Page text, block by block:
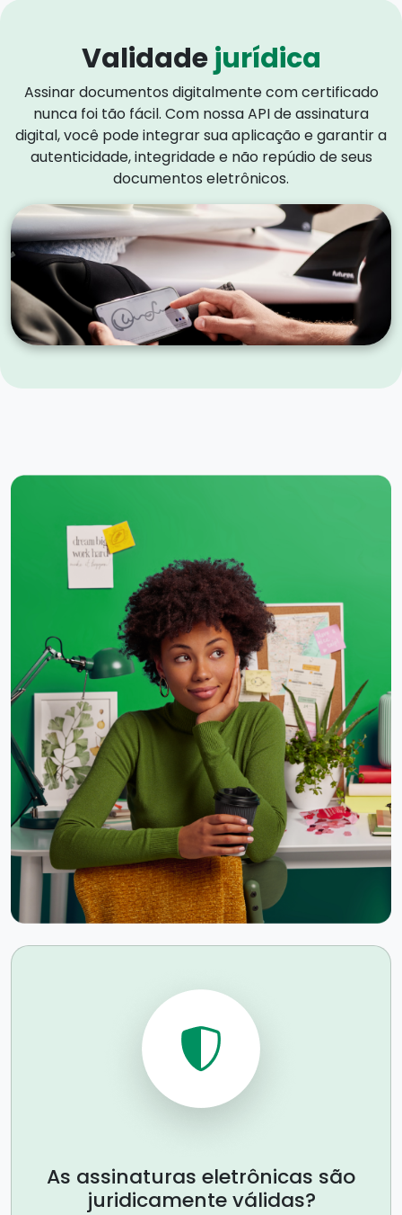
Validadejurídica
Assinar documentos digitalmente com certificado
nunca foi tão fácil. Com nossa API de assinatura
digital, você pode integrar sua aplicação e garantir a
autenticidade, integridade e não repúdio de seus
documentos eletrônicos.
As assinaturas eletrônicas são
juridicamente válidas?